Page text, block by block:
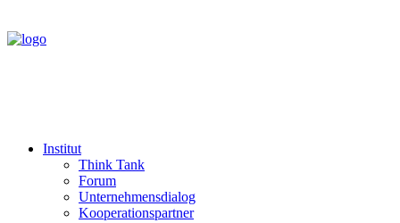
Institut
Think Tank
Forum
Unternehmensdialog
Kooperationspartner